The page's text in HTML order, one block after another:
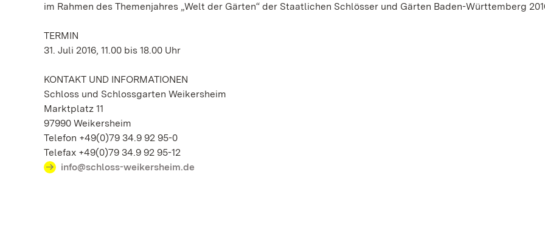
im Rahmen des Themenjahres „Welt der Gärten“ der Staatlichen Schlösser und Gärten Baden-Württemberg
TERMIN
31. Juli 2016, 11.00 bis 18.00 Uhr
KONTAKT UND INFORMATIONEN
Schloss und Schlossgarten Weikersheim
Marktplatz 11
97990 Weikersheim
Telefon +49(0)79 34.9 92 95-0
Telefax +49(0)79 34.9 92 95-12
info@schloss-weikersheim.de